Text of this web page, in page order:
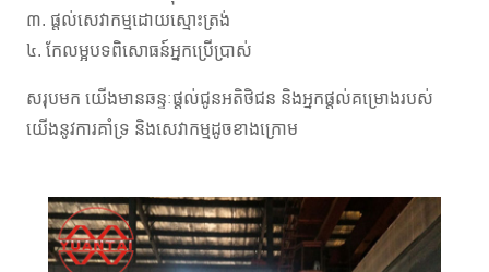
៣. ផ្តល់សេវាកម្មដោយស្មោះត្រង់
៤. កែលម្អបទពិសោធន៍អ្នកប្រើប្រាស់
សរុបមក យើងមានឆន្ទៈផ្តល់ជូនអតិថិជន និងអ្នកផ្តល់គម្រោងរបស់
យើងនូវការគាំទ្រ និងសេវាកម្មដូចខាងក្រោម